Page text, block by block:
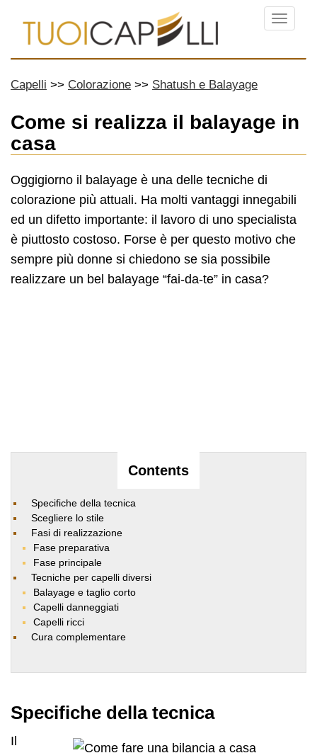
Menu
Capelli Colorazione Shatush e Balayage
Come si realizza il balayage in
casa
Oggigiorno il balayage è una delle tecniche di
colorazione più attuali. Ha molti vantaggi innegabili
ed un difetto importante: il lavoro di uno specialista
è piuttosto costoso. Forse è per questo motivo che
sempre più donne si chiedono se sia possibile
realizzare un bel balayage “fai-da-te” in casa?
Contents
Specifiche della tecnica
Scegliere lo stile
Fasi di realizzazione
Fase preparativa
Fase principale
Tecniche per capelli diversi
Balayage e taglio corto
Capelli danneggiati
Capelli ricci
Cura complementare
Specifiche della tecnica
Il